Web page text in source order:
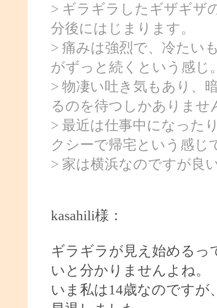
> ギラギラしたギザギザ
分後にはじまります。
> 痛みは強烈で、冷たい
がずっと続くという感じ
> 物凄い吐き気もあり、
るのを待つしかありませ
> 最近は仕事中になった
クシーで帰宅という感じ
> 家は横浜なのですが良
kasahili様：
ギラギラが見え始めるっ
いと分かりませんよね。
いま私は14歳なのですが